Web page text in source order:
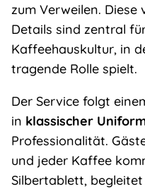
zum Verweilen. Diese
Details sind zentral
Kaffeehauskultur, in
tragende Rolle spielt.
Der Service folgt
in klassischer
Professionalität.
und jeder Kaffee
Silbertablett,